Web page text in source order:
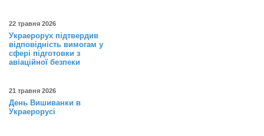
22 травня 2026
Украерорух підтвердив
відповідність вимогам у
сфері підготовки з
авіаційної безпеки
21 травня 2026
День Вишиванки в
Украерорусі